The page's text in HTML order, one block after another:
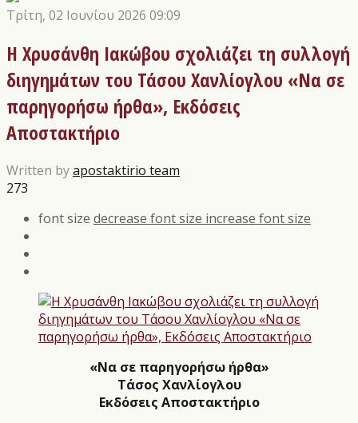
Τρίτη, 02 Ιουνίου 2026 09:09
H Χρυσάνθη Ιακώβου σχολιάζει τη συλλογή
διηγημάτων του Τάσου Χανλίογλου «Να σε
παρηγορήσω ήρθα», Εκδόσεις
Αποστακτήριο
Written byapostaktirio team
273
font size decrease font size increase font size
«Να σε παρηγορήσω ήρθα»
Τάσος Χανλίογλου
Εκδόσεις Αποστακτήριο